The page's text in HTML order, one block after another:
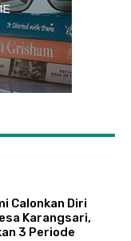
Calonkan Diri
Karangsari,
3 Periode